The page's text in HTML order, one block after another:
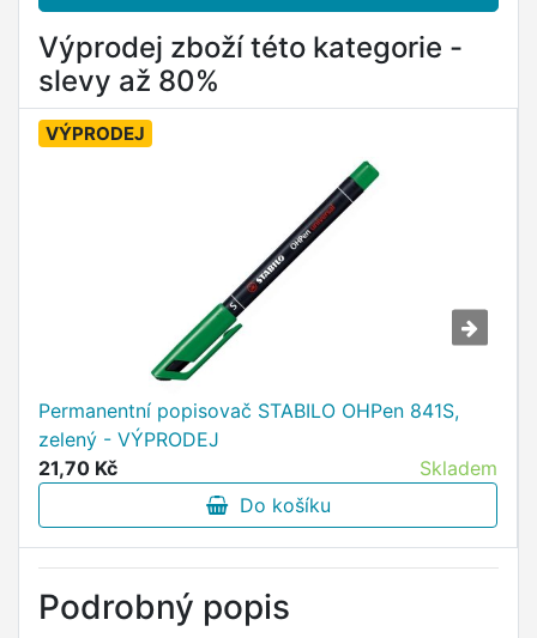
Výprodej zboží této kategorie -
slevy až 80%
VÝPRODEJ
Permanentní popisovač STABILO OHPen 841S,
zelený - VÝPRODEJ
21,70 Kč
Skladem
Do košíku
Podrobný popis